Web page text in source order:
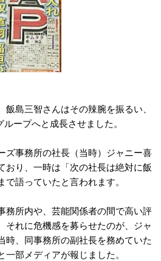
飯島三智さんはその辣腕を振るい、
ープへと成長させました。
ズ事務所の社長（当時）ジャニー喜
おり、一時は「次の社長は絶対に飯
語っていたと言われます。
務所内や、芸能関係者の間で高い評
それに危機感を募らせたのが、ジャ
時、同事務所の副社長を務めていた
一部メディアが報じました。